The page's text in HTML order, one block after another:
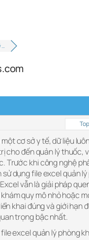
cơ sở y tế, dữ liệu
cho đến quản lý thuốc,
Trước khi công nghệ
dụng file excel quản
vẫn là giải pháp
quy mô nhỏ hoặc
khai đúng và giới hạn
trọng bậc nhất.
excel quản lý phòng